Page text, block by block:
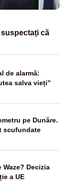
că
de alarmă:
salva vieți”
pe Dunăre.
scufundate
Decizia
a UE